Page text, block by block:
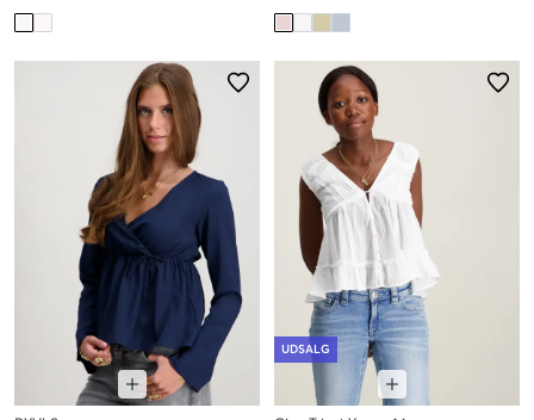
UDSALG